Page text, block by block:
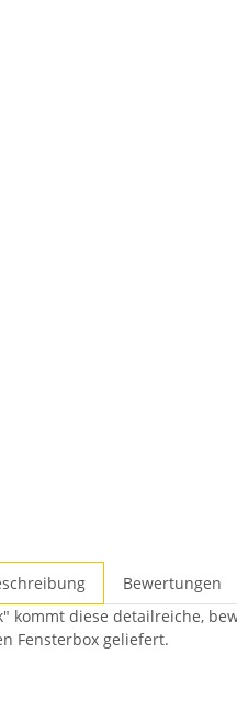
Bewertungen
kommt diese detailreiche,
Fensterbox geliefert.